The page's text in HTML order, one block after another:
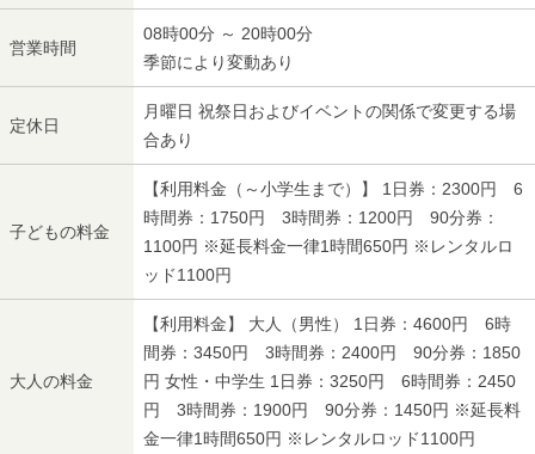
営業時間
08時00分 ～ 20時00分
季節により変動あり
定休日
月曜日 祝祭日およびイベントの関係で変更する場
合あり
子どもの料金
【利用料金（～小学生まで）】 1日券：2300円 6
時間券：1750円 3時間券：1200円 90分券：
1100円 ※延長料金一律1時間650円 ※レンタルロ
ッド1100円
大人の料金
【利用料金】 大人（男性） 1日券：4600円 6時
間券：3450円 3時間券：2400円 90分券：1850
円 女性・中学生 1日券：3250円 6時間券：2450
円 3時間券：1900円 90分券：1450円 ※延長料
金一律1時間650円 ※レンタルロッド1100円